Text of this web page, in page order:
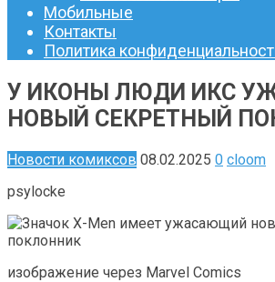
Мобильные
Контакты
Политика
У ИКОНЫ ЛЮДИ ИКС
НОВЫЙ СЕКРЕТНЫЙ
Новости комиксов 08.02.2025 0 cloom
psylocke
изображение через Marvel Comics